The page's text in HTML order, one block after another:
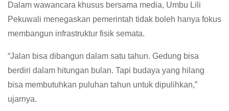
Dalam wawancara khusus bersama media, Umbu Lili
Pekuwali menegaskan pemerintah tidak boleh hanya fokus
membangun infrastruktur fisik semata.
“Jalan bisa dibangun dalam satu tahun. Gedung bisa
berdiri dalam hitungan bulan. Tapi budaya yang hilang
bisa membutuhkan puluhan tahun untuk dipulihkan,”
ujarnya.